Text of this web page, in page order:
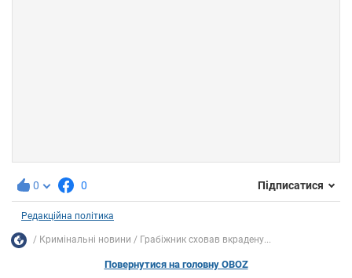
0 0 Підписатися
Редакційна політика
Кримінальні новини Грабіжник сховав вкрадену...
Повернутися на головну OBOZ